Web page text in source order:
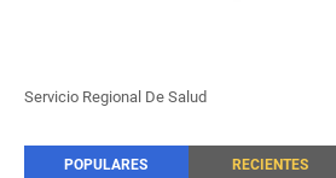
Servicio Regional De Salud
POPULARES RECIENTES